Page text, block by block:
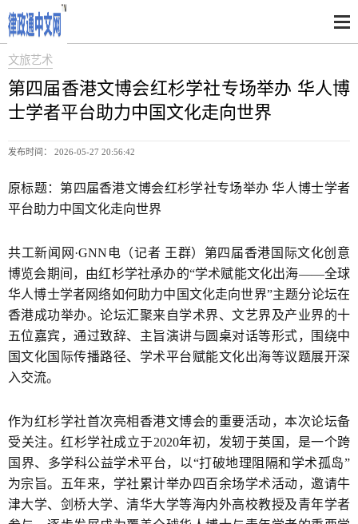
文旅艺术
第四届香港文博会红杉学社专场举办 华人博
士学者平台助力中国文化走向世界
发布时间： 2026-05-27 20:56:42
原标题：第四届香港文博会红杉学社专场举办 华人博士学者
平台助力中国文化走向世界
共工新闻网·GNN电（记者 王群）第四届香港国际文化创意
博览会期间，由红杉学社承办的“学术赋能文化出海——全球
华人博士学者网络如何助力中国文化走向世界”主题分论坛在
香港成功举办。论坛汇聚来自学术界、文艺界及产业界的十
五位嘉宾，通过致辞、主旨演讲与圆桌对话等形式，围绕中
国文化国际传播路径、学术平台赋能文化出海等议题展开深
入交流。
作为红杉学社首次亮相香港文博会的重要活动，本次论坛备
受关注。红杉学社成立于2020年初，发轫于英国，是一个跨
国界、多学科公益学术平台，以“打破地理阻隔和学术孤岛”
为宗旨。五年来，学社累计举办四百余场学术活动，邀请牛
津大学、剑桥大学、清华大学等海内外高校教授及青年学者